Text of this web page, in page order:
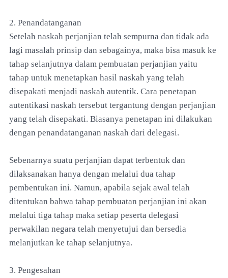
2. Penandatanganan
Setelah naskah perjanjian telah sempurna dan tidak ada
lagi masalah prinsip dan sebagainya, maka bisa masuk ke
tahap selanjutnya dalam pembuatan perjanjian yaitu
tahap untuk menetapkan hasil naskah yang telah
disepakati menjadi naskah autentik. Cara penetapan
autentikasi naskah tersebut tergantung dengan perjanjian
yang telah disepakati. Biasanya penetapan ini dilakukan
dengan penandatanganan naskah dari delegasi.
Sebenarnya suatu perjanjian dapat terbentuk dan
dilaksanakan hanya dengan melalui dua tahap
pembentukan ini. Namun, apabila sejak awal telah
ditentukan bahwa tahap pembuatan perjanjian ini akan
melalui tiga tahap maka setiap peserta delegasi
perwakilan negara telah menyetujui dan bersedia
melanjutkan ke tahap selanjutnya.
3. Pengesahan